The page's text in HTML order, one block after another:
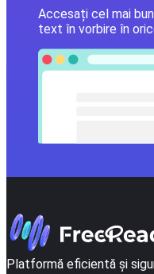
Accesați cel mai
text în vorbire în
Platformă eficientă și